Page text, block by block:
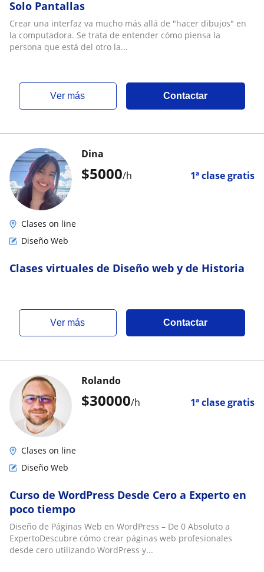
Solo Pantallas
Crear una interfaz va mucho más allá de "hacer dibujos" en
la computadora. Se trata de entender cómo piensa la
persona que está del otro la...
ver más Contactar
$5000/h 1ª clase gratis
Dina
Clases on line
Diseño Web
Clases virtuales de Diseño web y de Historia
ver más Contactar
$30000/h 1ª clase gratis
Rolando
Clases on line
Diseño Web
Curso de WordPress Desde Cero a Experto en
poco tiempo
Diseño de Páginas Web en WordPress – De 0 Absoluto a
ExpertoDescubre cómo crear páginas web profesionales
desde cero utilizando WordPress y...